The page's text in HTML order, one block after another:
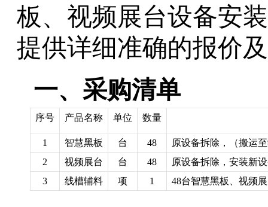
板、视频展台设备安装
提供详细准确的报价
一、采购清单
序号 产品名称 单位 数量
1 智慧黑板 台 48
原设备拆除，（搬运
2
视频展台 台 48
原设备拆除，安装新
3
线槽辅料 项 1 48台智慧黑板、视频